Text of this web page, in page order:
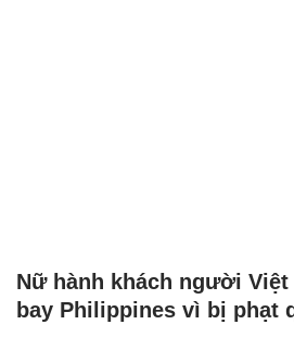
Nữ hành khách người
bay Philippines vì bị phạt